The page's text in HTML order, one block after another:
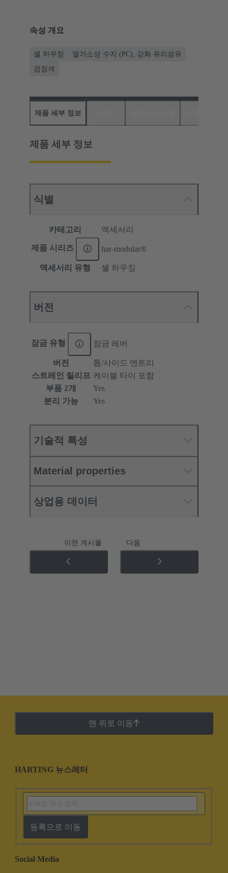
속성 개요
셸 하우징
열가소성 수지 (PC), 강화 유리섬유
검정색
제품 세부 정보
제품 세부 정보
식별
카테고리 액세서리
제품 시리즈 har-modular®
액세서리 유형 셸 하우징
버전
잠금 유형 잠금 레버
버전
톱/사이드 엔트리
스트레인 릴리프 케이블 타이 포함
부품 2개
Yes
분리 가능
Yes
기술적 특성
Material properties
상업용 데이터
이전 게시물 다음
맨 위로 이동
HARTING 뉴스레터
등록으로 이동
Social Media